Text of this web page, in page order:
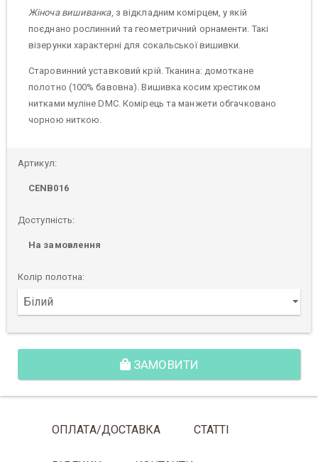
Жіноча вишиванка, з відкладним комірцем, у якій
поєднано рослинний та геометричний орнаменти. Такі
візерунки характерні для сокальської вишивки.
Старовинний уставковий крій. Тканина: домоткане
полотно (100% бавовна). Вишивка косим хрестиком
нитками муліне DMC. Комірець та манжети обгачковано
чорною ниткою.
Артикул:
CENB016
Доступність:
На замовлення
Колір полотна:
ЗАМОВИТИ
ОПЛАТА/ДОСТАВКА СТАТТІ